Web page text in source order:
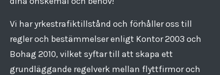
Vi har yrkestrafiktillstånd och förhåller oss till
regler och bestämmelser enligt Kontor 2003 och
Bohag 2010, vilket syftar till att skapa ett
grundläggande regelverk mellan flyttfirmor och